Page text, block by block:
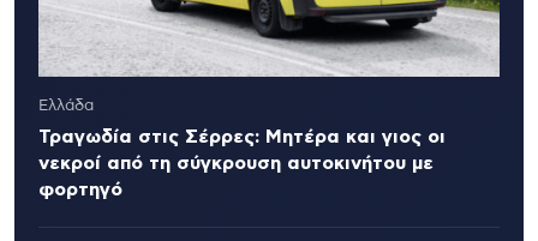
Ελλάδα
Τραγωδία στις Σέρρες: Μητέρα και γιος οι
νεκροί από τη σύγκρουση αυτοκινήτου με
φορτηγό